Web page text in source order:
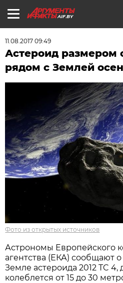
AIF.BY
11.08.2017 09:49
Астероид размером
рядом с Землей
Фото из открытых источников
Астрономы Европейского
агентства (ЕКА) сообщают
Земле астероида 2012 TC 4,
колеблется от 15 до 30